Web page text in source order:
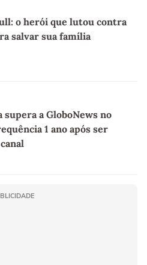
o herói que lutou contra
salvar sua família
supera a GloboNews no
1 ano após ser